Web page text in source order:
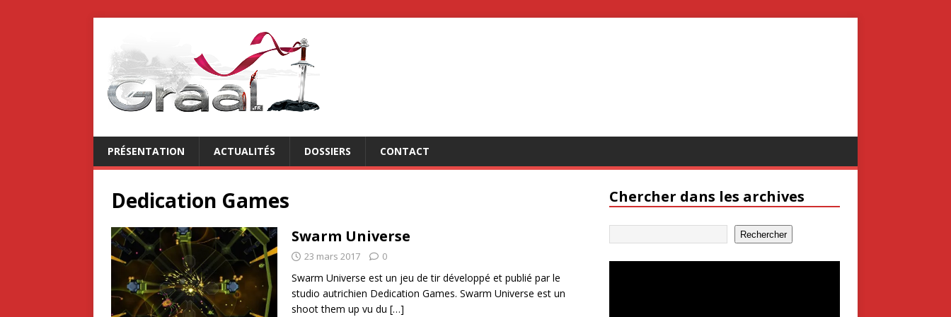
PRÉSENTATION ACTUALITÉS DOSSIERS CONTACT
Dedication Games
Swarm Universe
23 mars 2017 0
Swarm Universe est un jeu de tir développé et publié par le
studio autrichien Dedication Games. Swarm Universe est un
shoot them up vu du […]
Chercher dans les archives
Rechercher